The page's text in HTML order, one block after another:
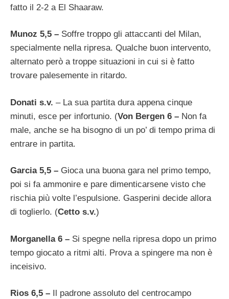
fatto il 2-2 a El Shaaraw.
Munoz 5,5 – Soffre troppo gli attaccanti del Milan,
specialmente nella ripresa. Qualche buon intervento,
alternato però a troppe situazioni in cui si è fatto
trovare palesemente in ritardo.
Donati s.v. – La sua partita dura appena cinque
minuti, esce per infortunio. (Von Bergen 6 – Non fa
male, anche se ha bisogno di un po’ di tempo prima di
entrare in partita.
Garcia 5,5 – Gioca una buona gara nel primo tempo,
poi si fa ammonire e pare dimenticarsene visto che
rischia più volte l’espulsione. Gasperini decide allora
di toglierlo. (Cetto s.v.)
Morganella 6 – Si spegne nella ripresa dopo un primo
tempo giocato a ritmi alti. Prova a spingere ma non è
inceisivo.
Rios 6,5 –
Il padrone assoluto del centrocampo